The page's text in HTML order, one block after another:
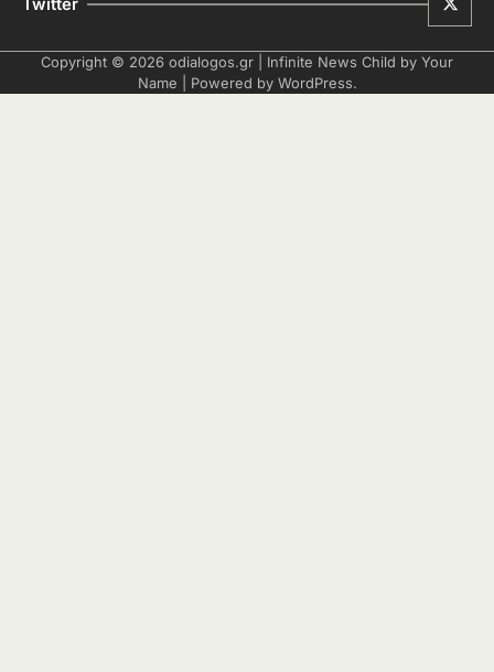
Copyright © 2026 odialogos.gr | Infinite News Child by Your
Name | Powered by WordPress.